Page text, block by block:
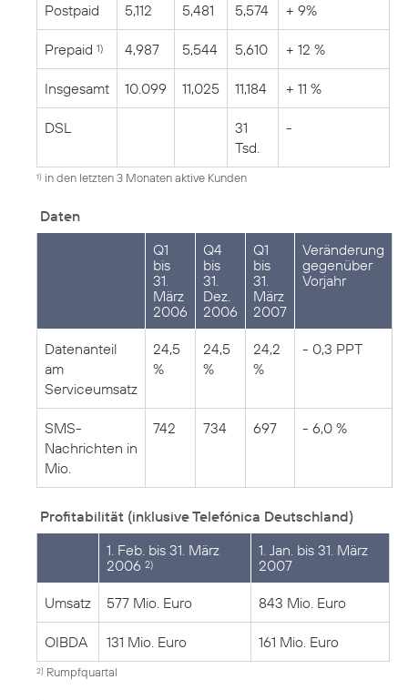
Postpaid 5,112 5,481 5,574 + 9%
Prepaid 1) 4,987 5,544 5,610 + 12 %
Insgesamt 10.099 11,025 11,184 + 11 %
DSL
31
Tsd.
-
1) in den letzten 3 Monaten aktive Kunden
Daten
Q1
bis
31.
März
2006
Q4
bis
31.
Dez.
2006
Q1
bis
31.
März
2007
Veränderung
gegenüber
Vorjahr
Datenanteil
am
Serviceumsatz
24,5
%
24,5
%
24,2
%
- 0,3 PPT
SMS-
Nachrichten in
Mio.
742 734 697 - 6,0 %
Profitabilität (inklusive Telefónica Deutschland)
1. Feb. bis 31. März
2006 2)
1. Jan. bis 31. März
2007
Umsatz 577 Mio. Euro 843 Mio. Euro
OIBDA 131 Mio. Euro 161 Mio. Euro
2) Rumpfquartal